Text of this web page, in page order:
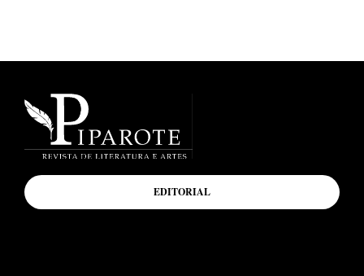
EDITORIAL